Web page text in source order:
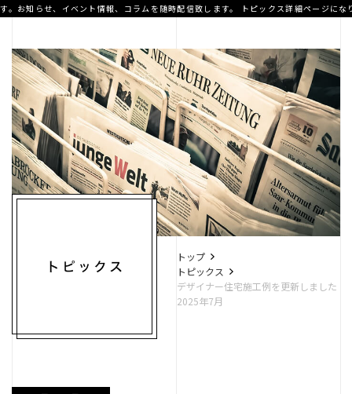
A.T home
高性能住宅
お知らせ、イベント情報、コラムを随時配信致します。 トピックス詳細ページに
トップ
トピックス
デザイナー住宅施工例を更新しました
2025年7月